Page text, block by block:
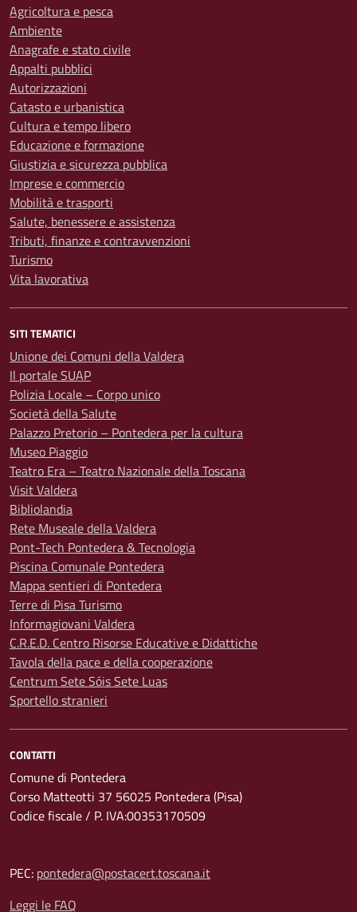
Agricoltura e pesca
Ambiente
Anagrafe e stato civile
Appalti pubblici
Autorizzazioni
Catasto e urbanistica
Cultura e tempo libero
Educazione e formazione
Giustizia e sicurezza pubblica
Imprese e commercio
Mobilità e trasporti
Salute, benessere e assistenza
Tributi, finanze e contravvenzioni
Turismo
Vita lavorativa
SITI TEMATICI
Unione dei Comuni della Valdera
Il portale SUAP
Polizia Locale – Corpo unico
Società della Salute
Palazzo Pretorio – Pontedera per la cultura
Museo Piaggio
Teatro Era – Teatro Nazionale della Toscana
Visit Valdera
Bibliolandia
Rete Museale della Valdera
Pont-Tech Pontedera & Tecnologia
Piscina Comunale Pontedera
Mappa sentieri di Pontedera
Terre di Pisa Turismo
Informagiovani Valdera
C.R.E.D. Centro Risorse Educative e Didattiche
Tavola della pace e della cooperazione
Centrum Sete Sóis Sete Luas
Sportello stranieri
CONTATTI
Comune di Pontedera
Corso Matteotti 37 56025 Pontedera (Pisa)
Codice fiscale / P. IVA:00353170509
PEC: pontedera@postacert.toscana.it
Leggi le FAQ